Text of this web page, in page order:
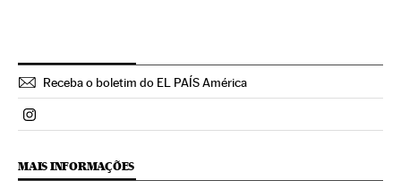
Receba o boletim do EL PAÍS América
Politica El País Brasil en Instagram
MAIS INFORMAÇÕES